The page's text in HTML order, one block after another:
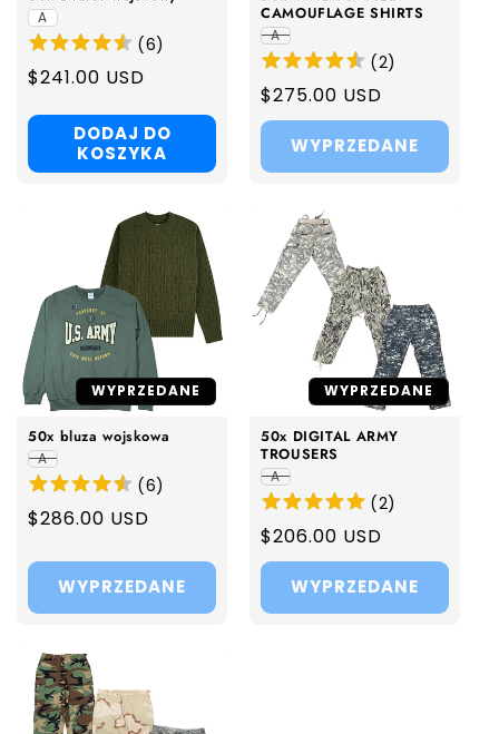
A
(6)
Regular
$241.00 USD
DODAJ DO
KOSZYKA
CAMOUFLAGE SHIRTS
A
(2)
Regular
price
$275.00 USD
WYPRZEDANE
WYPRZEDANE
50x bluza wojskowa
A
(6)
Regular
$286.00 USD
WYPRZEDANE
WYPRZEDANE
50x DIGITAL ARMY
TROUSERS
A
(2)
Regular
price
$206.00 USD
WYPRZEDANE